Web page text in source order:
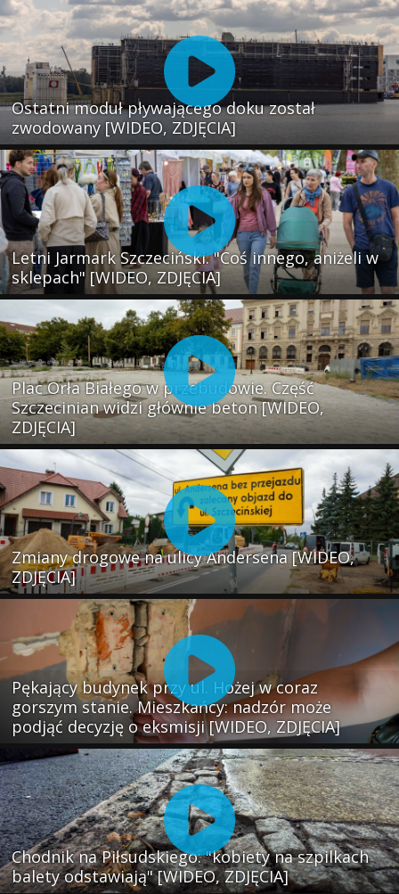
Ostatni moduł pływającego doku został
zwodowany [WIDEO, ZDJĘCIA]
Letni Jarmark Szczeciński. "Coś innego, aniżeli w
sklepach" [WIDEO, ZDJĘCIA]
Plac Orła Białego w przebudowie. Część
Szczecinian widzi głównie beton [WIDEO,
ZDJĘCIA]
Zmiany drogowe na ulicy Andersena [WIDEO,
ZDJĘCIA]
Pękający budynek przy ul. Hożej w coraz
gorszym stanie. Mieszkańcy: nadzór może
podjąć decyzję o eksmisji [WIDEO, ZDJĘCIA]
Chodnik na Piłsudskiego: "kobiety na szpilkach
balety odstawiają" [WIDEO, ZDJĘCIA]